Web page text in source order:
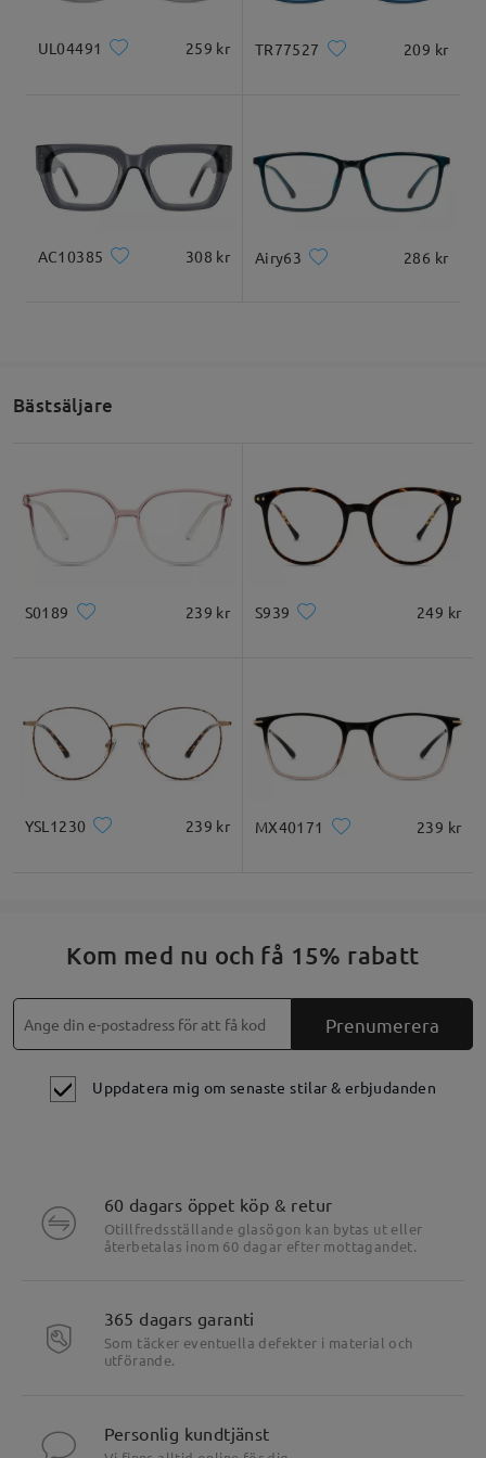
UL04491 259 kr TR77527 209 kr
AC10385 308 kr Airy63 286 kr
Bästsäljare
S0189 239 kr S939 249 kr
YSL1230 239 kr MX40171 239 kr
Kom med nu och få 15% rabatt
Prenumerera
Uppdatera mig om senaste stilar & erbjudanden
60 dagars öppet köp & retur
Otillfredsställande glasögon kan bytas ut eller
återbetalas inom 60 dagar efter mottagandet.
365 dagars garanti
Som täcker eventuella defekter i material och
utförande.
Personlig kundtjänst